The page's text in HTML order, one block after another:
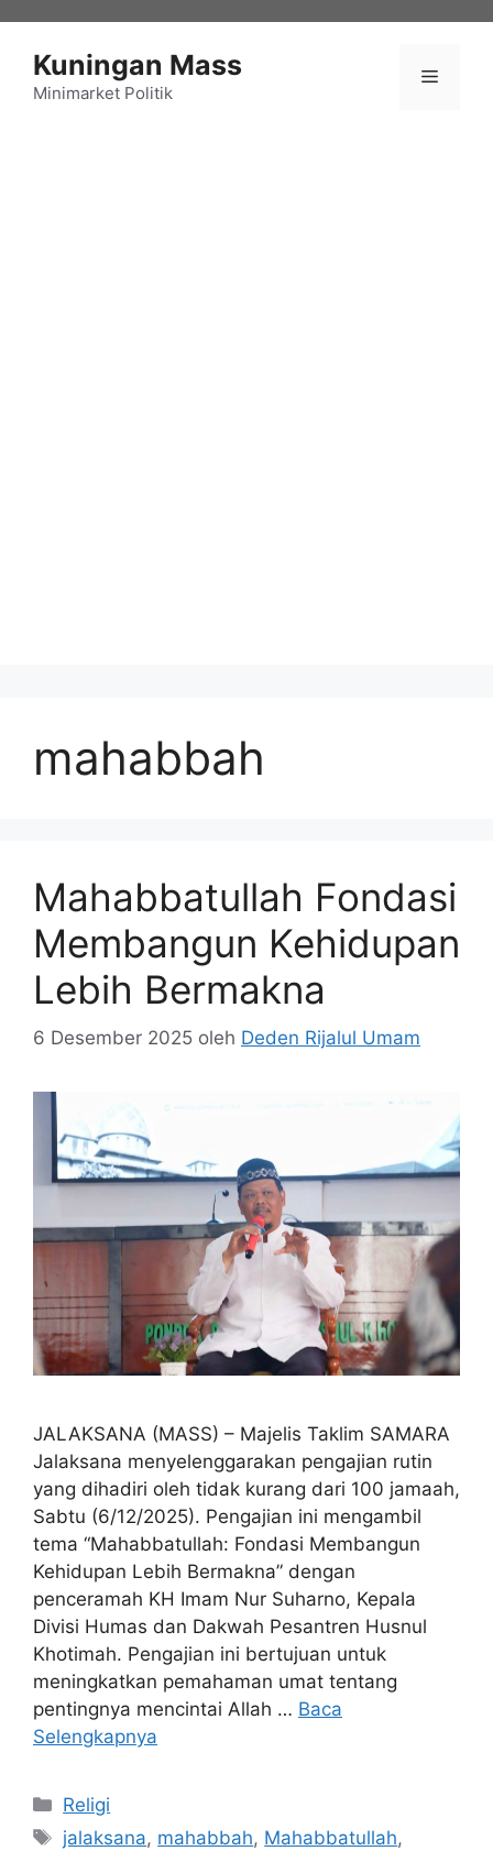
Kuningan Mass
Minimarket Politik
Menu
mahabbah
Mahabbatullah Fondasi
Membangun Kehidupan
Lebih Bermakna
6 Desember 2025 oleh Deden Rijalul Umam
JALAKSANA (MASS) – Majelis Taklim SAMARA
Jalaksana menyelenggarakan pengajian rutin
yang dihadiri oleh tidak kurang dari 100 jamaah,
Sabtu (6/12/2025). Pengajian ini mengambil
tema “Mahabbatullah: Fondasi Membangun
Kehidupan Lebih Bermakna” dengan
penceramah KH Imam Nur Suharno, Kepala
Divisi Humas dan Dakwah Pesantren Husnul
Khotimah. Pengajian ini bertujuan untuk
meningkatkan pemahaman umat tentang
pentingnya mencintai Allah … Baca
Selengkapnya
Kategori
Religi
Tag
jalaksana, mahabbah, Mahabbatullah,